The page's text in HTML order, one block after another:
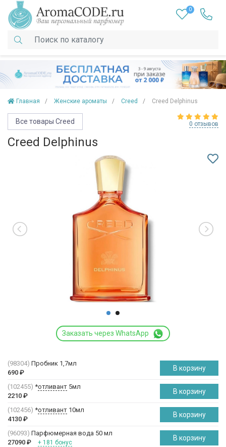
0
Главная Женские ароматы Creed Creed Delphinus
Все товары Creed 0 отзывов
Creed Delphinus
Заказать через WhatsApp
(98304) Пробник 1,7мл
690 ₽
В корзину
(102455) *отливант 5мл
2210 ₽
В корзину
(102456) *отливант 10мл
4130 ₽
В корзину
(96093) Парфюмерная вода 50 мл
27090 ₽ + 181 бонус
В корзину